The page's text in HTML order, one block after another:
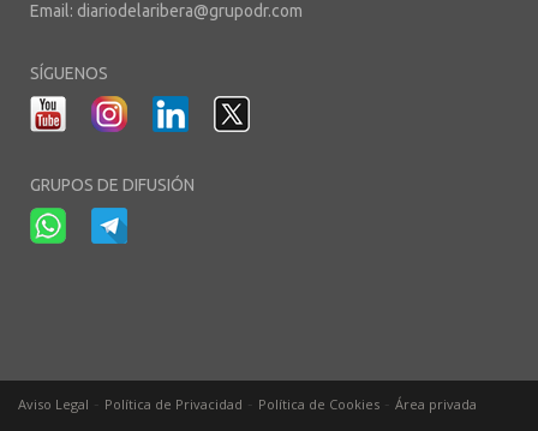
Email: diariodelaribera@grupodr.com
SÍGUENOS
GRUPOS DE DIFUSIÓN
Aviso Legal Política de Privacidad Política de Cookies Área privada